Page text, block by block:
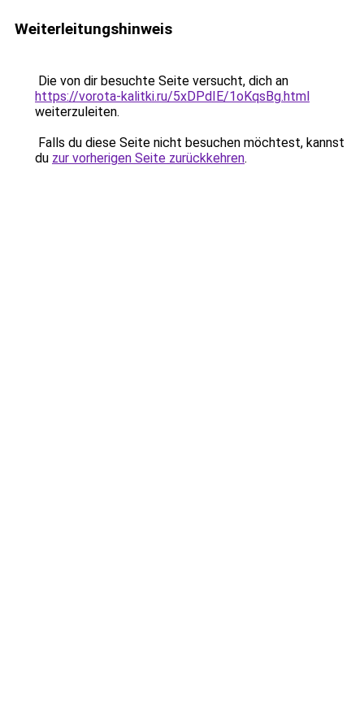
Weiterleitungshinweis
Die von dir besuchte Seite versucht, dich an
https://vorota-kalitki.ru/5xDPdIE/1oKqsBg.html
weiterzuleiten.
Falls du diese Seite nicht besuchen möchtest, kannst
du zur vorherigen Seite zurückkehren.